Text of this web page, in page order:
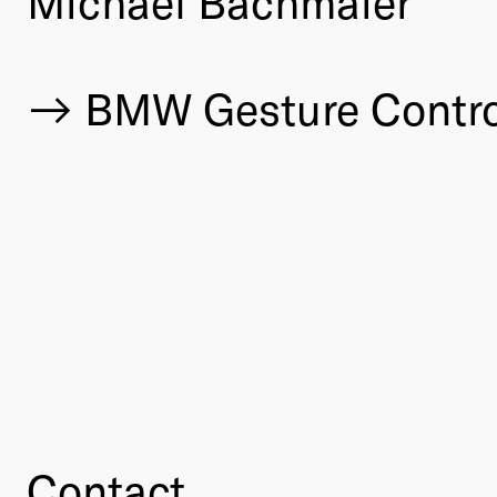
BMW Gesture